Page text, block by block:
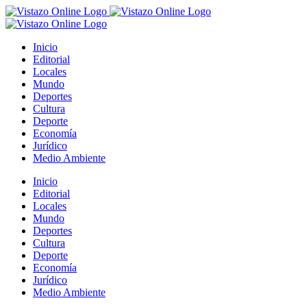
Saltar
al
Inicio
Editorial
Locales
Mundo
Deportes
Cultura
Deporte
Economía
Jurídico
Medio Ambiente
Inicio
Editorial
Locales
Mundo
Deportes
Cultura
Deporte
Economía
Jurídico
Medio Ambiente